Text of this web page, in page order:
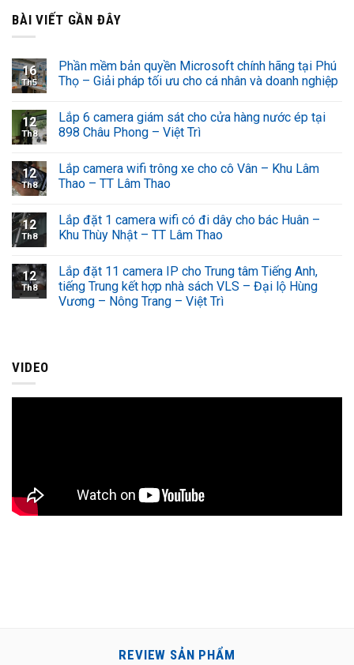
BÀI VIẾT GẦN ĐÂY
16
Th5
Phần mềm bản quyền Microsoft chính hãng tại Phú
Thọ – Giải pháp tối ưu cho cá nhân và doanh nghiệp
12
Th8
Lắp 6 camera giám sát cho cửa hàng nước ép tại
898 Châu Phong – Việt Trì
12
Th8
Lắp camera wifi trông xe cho cô Vân – Khu Lâm
Thao – TT Lâm Thao
12
Th8
Lắp đặt 1 camera wifi có đi dây cho bác Huân –
Khu Thùy Nhật – TT Lâm Thao
12
Th8
Lắp đặt 11 camera IP cho Trung tâm Tiếng Anh,
tiếng Trung kết hợp nhà sách VLS – Đại lộ Hùng
Vương – Nông Trang – Việt Trì
VIDEO
REVIEW SẢN PHẨM